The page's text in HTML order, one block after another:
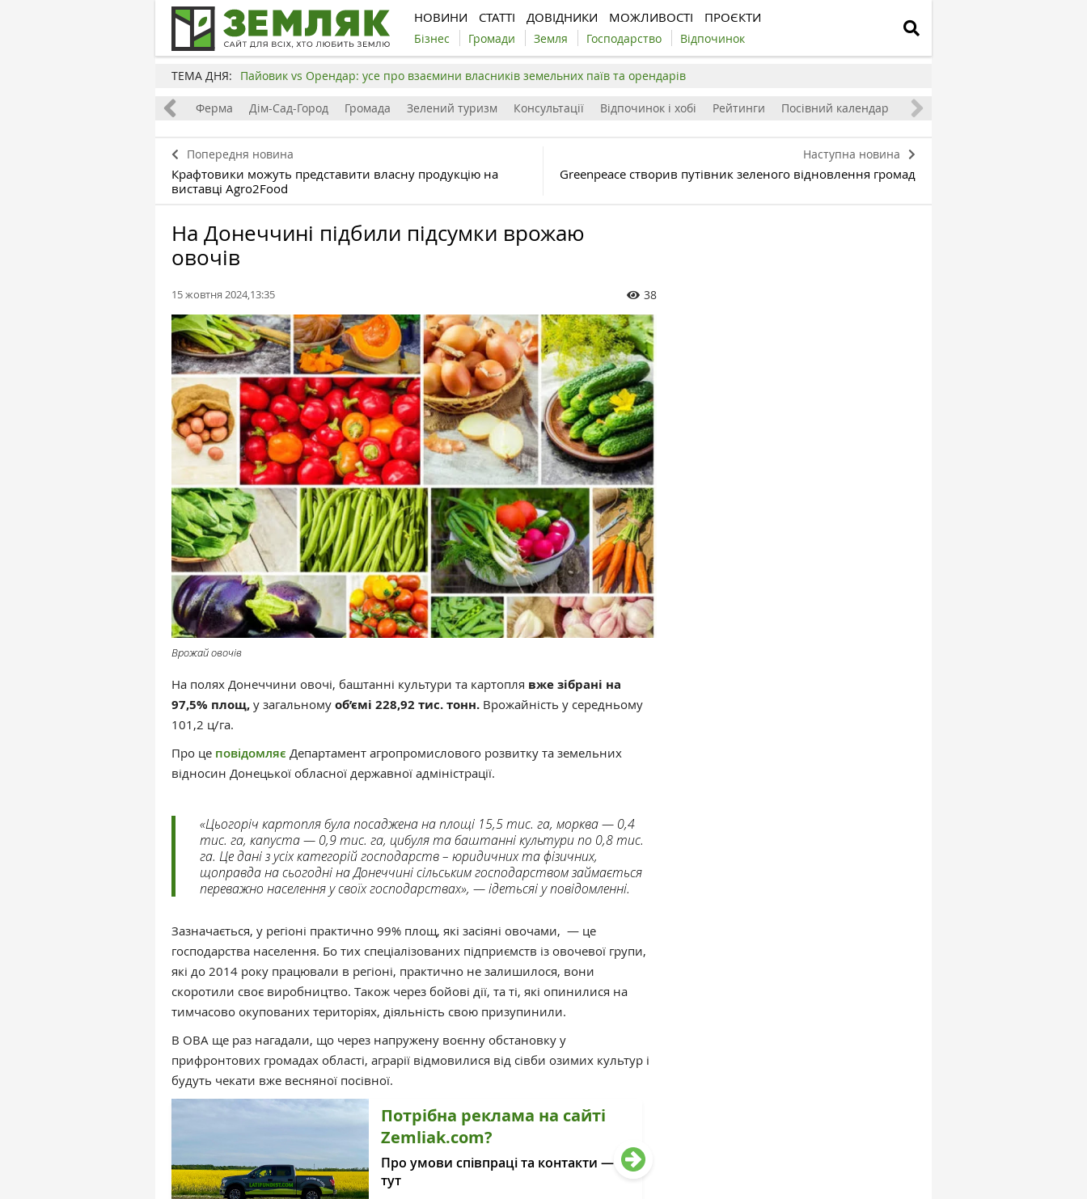
НОВИНИ СТАТТІ ДОВІДНИКИ МОЖЛИВОСТІ ПРОЄКТИ
Бізнес Громади Земля Господарство Відпочинок
ТЕМА ДНЯ: Пайовик vs Орендар: усе про взаємини власників земельних паїв та орендарів
Бізнес Ферма Дім-Сад-Город Громада Зелений туризм Консультації Відпочинок і хобі Рейтинги Посівний календар
Попередня новина
Крафтовики можуть представити власну продукцію на
виставці Agro2Food
Наступна новина
Greenpeace створив путівник зеленого відновлення громад
На Донеччині підбили підсумки врожаю
овочів
15 жовтня 2024,13:35 38
Врожай овочів
На полях Донеччини овочі, баштанні культури та картопля вже зібрані на
97,5% площ, у загальному об’ємі 228,92 тис. тонн. Врожайність у середньому
101,2 ц/га.
Про це повідомляє Департамент агропромислового розвитку та земельних
відносин Донецької обласної державної адміністрації.
«Цьогоріч картопля була посаджена на площі 15,5 тис. га, морква — 0,4
тис. га, капуста — 0,9 тис. га, цибуля та баштанні культури по 0,8 тис.
га. Це дані з усіх категорій господарств – юридичних та фізичних,
щоправда на сьогодні на Донеччині сільським господарством займається
переважно населення у своїх господарствах», — ідетьсяі у повідомленні.
Зазначається, у регіоні практично 99% площ, які засіяні овочами, — це
господарства населення. Бо тих спеціалізованих підприємств із овочевої групи,
які до 2014 року працювали в регіоні, практично не залишилося, вони
скоротили своє виробництво. Також через бойові дії, та ті, які опинилися на
тимчасово окупованих територіях, діяльність свою призупинили.
В ОВА ще раз нагадали, що через напружену воєнну обстановку у
прифронтових громадах області, аграрії відмовилися від сівби озимих культур і
будуть чекати вже весняної посівної.
Потрібна реклама на сайті
Zemliak.com?
Про умови співпраці та контакти —
тут